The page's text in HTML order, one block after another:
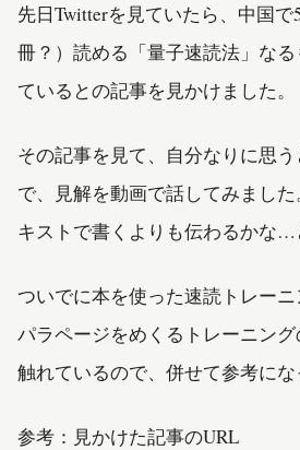
先日Twitterを見ていたら、中国
冊？）読める「量子速読法」な
ているとの記事を見かけました。
その記事を見て、自分なりに思
で、見解を動画で話してみまし
キストで書くよりも伝わるかな…
ついでに本を使った速読トレー
パラページをめくるトレーニン
触れているので、併せて参考にな
参考：見かけた記事のURL